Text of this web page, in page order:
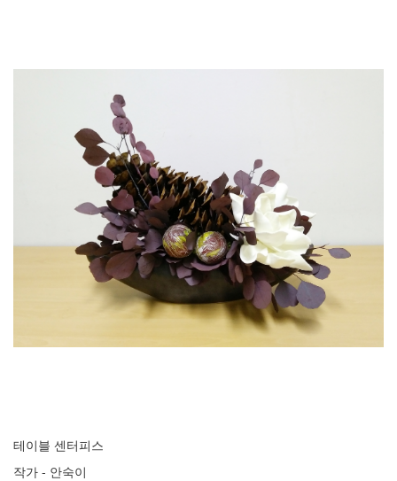
테이블 센터피스
작가 - 안숙이